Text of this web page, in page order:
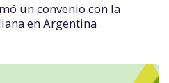
un convenio con la
en Argentina